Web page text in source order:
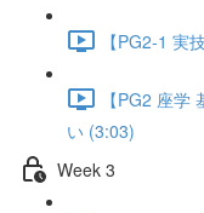
【PG2-1 実
【PG2 座学
い (3:03)
Week 3